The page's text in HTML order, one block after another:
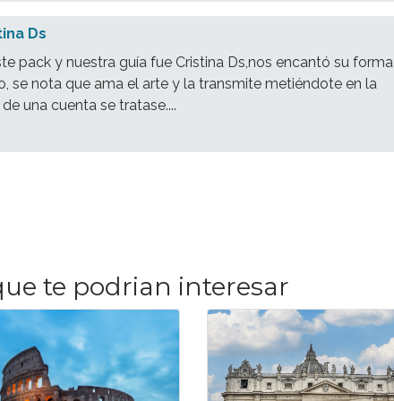
Ds
pack y nuestra guía fue Cristina Ds,nos encantó su
se nota que ama el arte y la transmite metiéndote en la
una cuenta se tratase....
te podrian interesar